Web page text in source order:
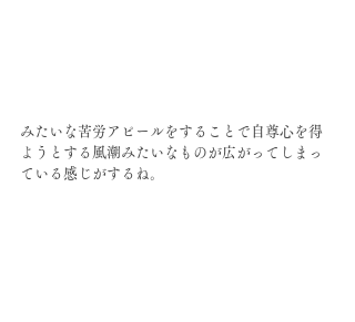
みたいな苦労アピールをすることで自尊心を得
ようとする風潮みたいなものが広がってしまっ
ている感じがするね。